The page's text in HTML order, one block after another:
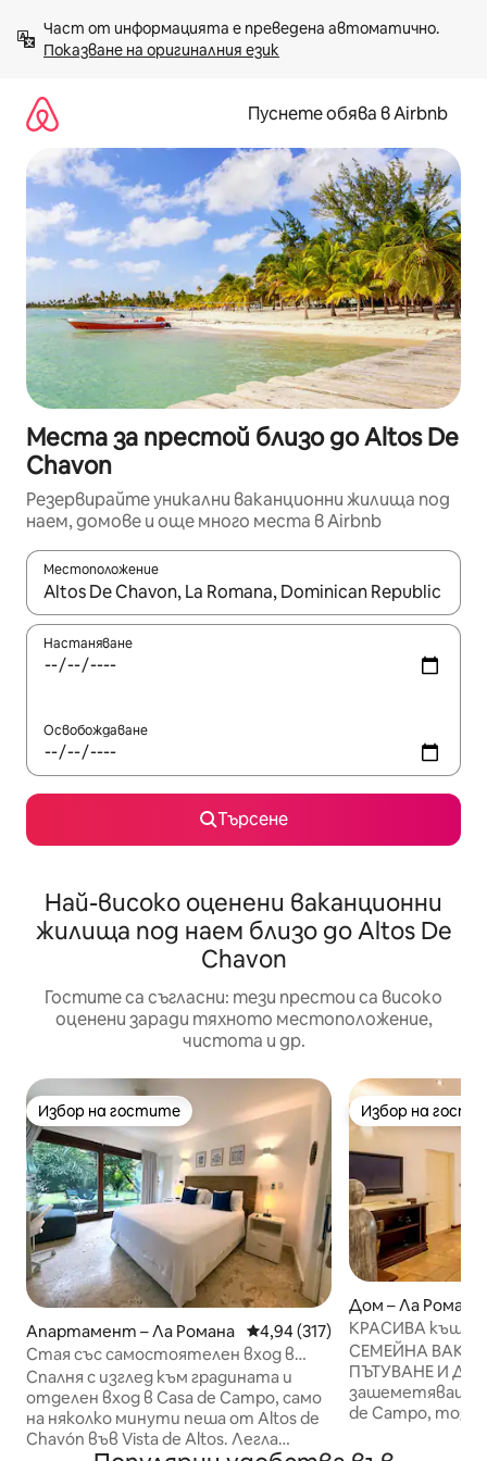
към
съдържанието
Показване на оригиналния език
Пуснете обява в Airbnb
Места за престой близо до Altos De
Chavon
Резервирайте уникални ваканционни жилища под
наем, домове и още много места в Airbnb
Местоположение
Когато резултатите се покажат, използвайте
Настаняване
Освобождаване
Търсене
Най-високо оценени ваканционни
жилища под наем близо до Altos De
Chavon
Гостите са съгласни: тези престои са високо
оценени заради тяхното местоположение,
чистота и др.
Избор на гостите
Избор на гостите
Апартамент – Ла Романа Средна оценка: 4,94 от 5,
4,94 (317)
Стая със самостоятелен вход в
Каса де Кампо близо до Чавон
Спалня с изглед към градината и
отделен вход в Casa de Campo, само
на няколко минути пеша от Altos de
Chavón във Vista de Altos. Легла
Избор на
Избор на
Дом – Ла Романа
КРАСИВА къща -
спални с
СЕМЕЙНА
ПЪТУВАНЕ И ДР.
de Campo, този
кухня,